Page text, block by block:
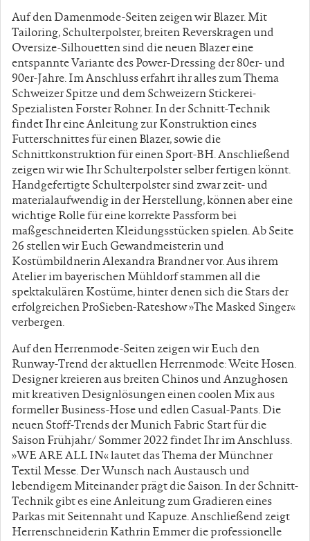
Auf den Damenmode-Seiten zeigen wir Blazer. Mit
Tailoring, Schulterpolster, breiten Reverskragen und
Oversize-Silhouetten sind die neuen Blazer eine
entspannte Variante des Power-Dressing der 80er- und
90er-Jahre. Im Anschluss erfahrt ihr alles zum Thema
Schweizer Spitze und dem Schweizern Stickerei-
Spezialisten Forster Rohner. In der Schnitt-Technik
findet Ihr eine Anleitung zur Konstruktion eines
Futterschnittes für einen Blazer, sowie die
Schnittkonstruktion für einen Sport-BH. Anschließend
zeigen wir wie Ihr Schulterpolster selber fertigen könnt.
Handgefertigte Schulterpolster sind zwar zeit- und
materialaufwendig in der Herstellung, können aber eine
wichtige Rolle für eine korrekte Passform bei
maßgeschneiderten Kleidungsstücken spielen. Ab Seite
26 stellen wir Euch Gewandmeisterin und
Kostümbildnerin Alexandra Brandner vor. Aus ihrem
Atelier im bayerischen Mühldorf stammen all die
spektakulären Kostüme, hinter denen sich die Stars der
erfolgreichen ProSieben-Rateshow »The Masked Singer«
verbergen.
Auf den Herrenmode-Seiten zeigen wir Euch den
Runway-Trend der aktuellen Herrenmode: Weite Hosen.
Designer kreieren aus breiten Chinos und Anzughosen
mit kreativen Designlösungen einen coolen Mix aus
formeller Business-Hose und edlen Casual-Pants. Die
neuen Stoff-Trends der Munich Fabric Start für die
Saison Frühjahr/ Sommer 2022 findet Ihr im Anschluss.
»WE ARE ALL IN« lautet das Thema der Münchner
Textil Messe. Der Wunsch nach Austausch und
lebendigem Miteinander prägt die Saison. In der Schnitt-
Technik gibt es eine Anleitung zum Gradieren eines
Parkas mit Seitennaht und Kapuze. Anschließend zeigt
Herrenschneiderin Kathrin Emmer die professionelle